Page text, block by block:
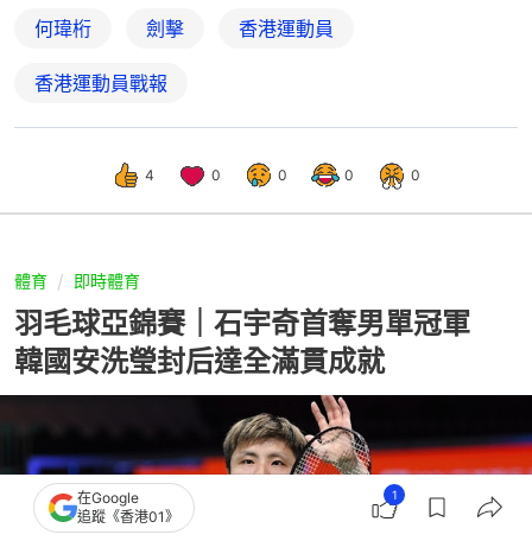
何瑋桁 劍擊 香港運動員
香港運動員戰報
4 0 0 0 0
體育 即時體育
羽毛球亞錦賽｜石宇奇首奪男單冠軍
韓國安洗瑩封后達全滿貫成就
在Google
追蹤《香港01》
1